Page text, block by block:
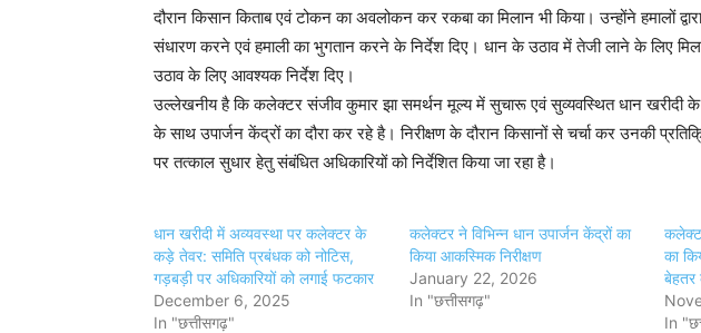
दौरान किसान किताब एवं टोकन का अवलोकन कर रकबा का मिलान भी किया। उन्होंने हमालों
संधारण करने एवं हमाली का भुगतान करने के निर्देश दिए। धान के उठाव में तेजी लाने के लिए
उठाव के लिए आवश्यक निर्देश दिए।
उल्लेखनीय है कि कलेक्टर संजीव कुमार झा समर्थन मूल्य में सुचारू एवं सुव्यवस्थित धान खरीदी के
के साथ उपार्जन केंद्रों का दौरा कर रहे है। निरीक्षण के दौरान किसानों से चर्चा कर उनकी
पर तत्काल सुधार हेतु संबंधित अधिकारियों को निर्देशित किया जा रहा है।
धान खरीदी में अव्यवस्था पर कलेक्टर के
कड़े तेवर: समिति प्रबंधक को नोटिस,
गड़बड़ी पर अधिकारियों को लगाई फटकार
December 6, 2025
In "छत्तीसगढ़"
कलेक्टर ने विभिन्न धान उपार्जन केंद्रों का
किया आकस्मिक निरीक्षण
January 22, 2026
In "छत्तीसगढ़"
का
बेहतर
In